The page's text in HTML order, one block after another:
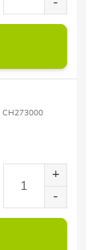
CH273000